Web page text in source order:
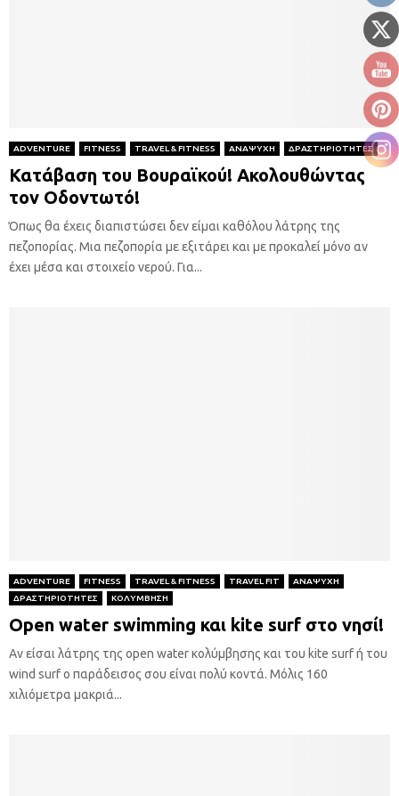
ADVENTURE FITNESS TRAVEL & FITNESS ΑΝΑΨΥΧΗ ΔΡΑΣΤΗΡΙΟΤΗΤΕΣ
Κατάβαση του Βουραϊκού! Ακολουθώντας
τον Οδοντωτό!
Όπως θα έχεις διαπιστώσει δεν είμαι καθόλου λάτρης της
πεζοπορίας. Μια πεζοπορία με εξιτάρει και με προκαλεί μόνο αν
έχει μέσα και στοιχείο νερού. Για...
ADVENTURE FITNESS TRAVEL & FITNESS TRAVEL FIT
ΑΝΑΨΥΧΗ
ΔΡΑΣΤΗΡΙΟΤΗΤΕΣ
ΚΟΛΥΜΒΗΣΗ
Open water swimming και kite surf στο νησί!
Αν είσαι λάτρης της open water κολύμβησης και του kite surf ή του
wind surf ο παράδεισος σου είναι πολύ κοντά. Μόλις 160
χιλιόμετρα μακριά...